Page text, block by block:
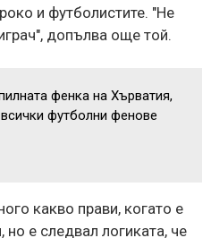
и футболистите. "Не
допълва още той.
фенка на Хърватия,
футболни фенове
какво прави, когато е
но е следвал логиката, че